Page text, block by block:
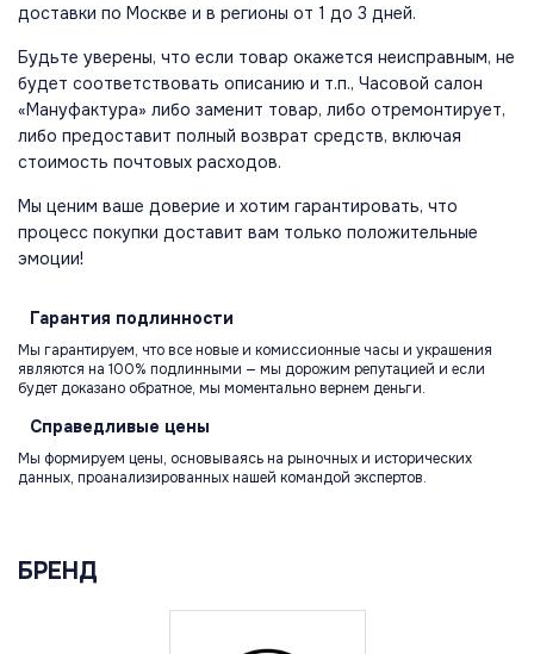
доставки по Москве и в регионы от 1 до 3 дней.
Будьте уверены, что если товар окажется неисправным, не
будет соответствовать описанию и т.п., Часовой салон
«Мануфактура» либо заменит товар, либо отремонтирует,
либо предоставит полный возврат средств, включая
стоимость почтовых расходов.
Мы ценим ваше доверие и хотим гарантировать, что
процесс покупки доставит вам только положительные
эмоции!
Гарантия подлинности
Мы гарантируем, что все новые и комиссионные часы и украшения
являются на 100% подлинными — мы дорожим репутацией и если
будет доказано обратное, мы моментально вернем деньги.
Справедливые цены
Мы формируем цены, основываясь на рыночных и исторических
данных, проанализированных нашей командой экспертов.
БРЕНД